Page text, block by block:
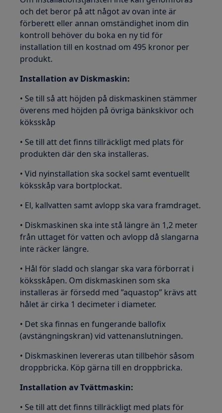
och det beror på att något av ovan inte är
förberett eller annan omständighet inom din
kontroll behöver du boka en ny tid för
installation till en kostnad om 495 kronor per
produkt.
Installation av Diskmaskin:
• Se till så att höjden på diskmaskinen stämmer
överens med höjden på övriga bänkskivor och
köksskåp
• Se till att det finns tillräckligt med plats för
produkten där den ska installeras.
• Vid nyinstallation ska sockel samt eventuellt
köksskåp vara bortplockat.
• El, kallvatten samt avlopp ska vara framdraget.
• Diskmaskinen ska inte stå längre än 1,2 meter
från uttaget för vatten och avlopp då slangarna
inte räcker längre.
• Hål för sladd och slangar ska vara förborrat i
köksskåpen. Om diskmaskinen som ska
installeras är försedd med ”aquastop” krävs att
hålet är cirka 1 decimeter i diameter.
• Det ska finnas en fungerande ballofix
(avstängningskran) vid vattenanslutningen.
• Diskmaskinen levereras utan tillbehör såsom
droppbricka. Köp gärna till en droppbricka.
Installation av Tvättmaskin:
• Se till att det finns tillräckligt med plats för